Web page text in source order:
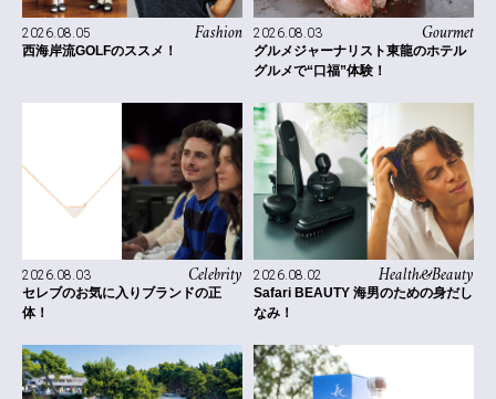
Fashion
2026.08.05
西海岸流GOLFのススメ！
Gourmet
2026.08.03
グルメジャーナリスト東龍のホテル
グルメで“口福”体験！
Celebrity
2026.08.03
セレブのお気に入りブランドの正
体！
Health&Beauty
2026.08.02
Safari BEAUTY 海男のための身だし
なみ！